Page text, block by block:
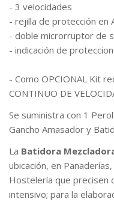
- 3 velocidades
- rejilla de protección en
- doble microrruptor de
- indicación de
- Como OPCIONAL Kit
CONTINUO DE
Se suministra con 1
Gancho Amasador y
La Batidora
ubicación, en
Hostelería que precisen
intensivo; para la